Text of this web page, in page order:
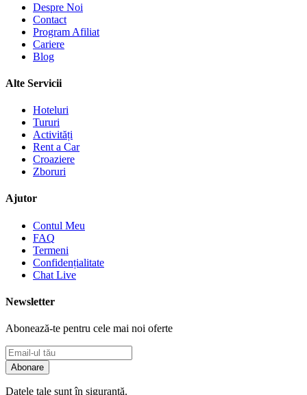
Despre Noi
Contact
Program Afiliat
Cariere
Blog
Alte Servicii
Hoteluri
Tururi
Activități
Rent a Car
Croaziere
Zboruri
Ajutor
Contul Meu
FAQ
Termeni
Confidențialitate
Chat Live
Newsletter
Abonează-te pentru cele mai noi oferte
Abonare
Datele tale sunt în siguranță.